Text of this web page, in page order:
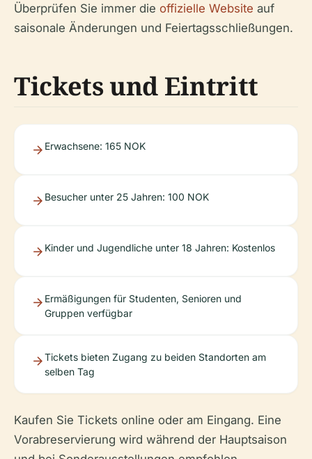
Überprüfen Sie immer die offizielle Website auf
saisonale Änderungen und Feiertagsschließungen.
Tickets und Eintritt
Erwachsene: 165 NOK
Besucher unter 25 Jahren: 100 NOK
Kinder und Jugendliche unter 18 Jahren: Kostenlos
Ermäßigungen für Studenten, Senioren und
Gruppen verfügbar
Tickets bieten Zugang zu beiden Standorten am
selben Tag
Kaufen Sie Tickets online oder am Eingang. Eine
Vorabreservierung wird während der Hauptsaison